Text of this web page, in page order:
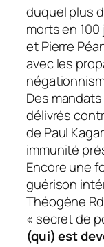
duquel plus
morts en
et Pierre
avec les
Des
délivrés
de Paul
immunité
Encore une
guérison
Théogène
« secret de
(qui) est